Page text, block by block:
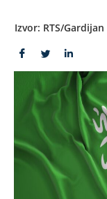
Izvor: RTS/Gardijan